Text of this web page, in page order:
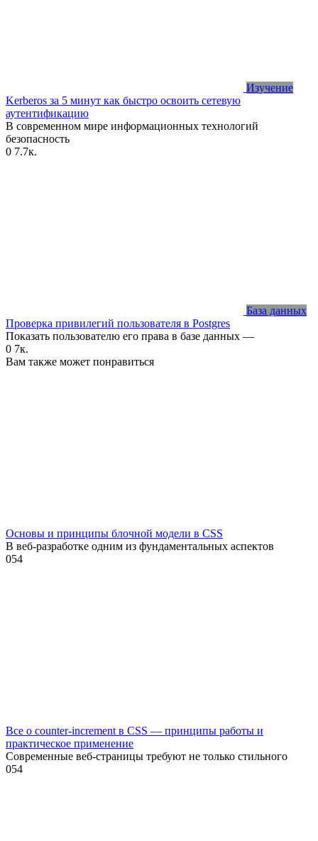
Изучение
Kerberos за 5 минут как быстро освоить сетевую
аутентификацию
В современном мире информационных технологий
безопасность
0 7.7к.
База данных
Проверка привилегий пользователя в Postgres
Показать пользователю его права в базе данных —
0 7к.
Вам также может понравиться
Основы и принципы блочной модели в CSS
В веб-разработке одним из фундаментальных аспектов
054
Все о counter-increment в CSS — принципы работы и
практическое применение
Современные веб-страницы требуют не только стильного
054